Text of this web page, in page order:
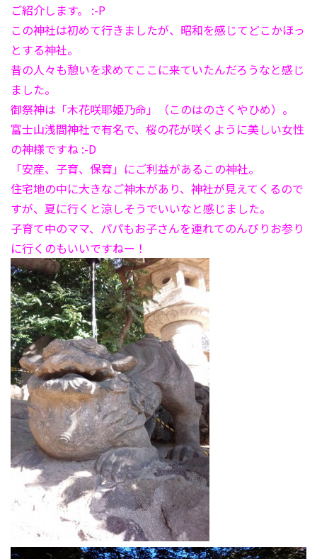
ご紹介します。 :-P
この神社は初めて行きましたが、昭和を感じてどこかほっ
とする神社。
昔の人々も憩いを求めてここに来ていたんだろうなと感じ
ました。
御祭神は「木花咲耶姫乃命」（このはのさくやひめ）。
富士山浅間神社で有名で、桜の花が咲くように美しい女性
の神様ですね :-D
「安産、子育、保育」にご利益があるこの神社。
住宅地の中に大きなご神木があり、神社が見えてくるので
すが、夏に行くと涼しそうでいいなと感じました。
子育て中のママ、パパもお子さんを連れてのんびりお参り
に行くのもいいですねー！